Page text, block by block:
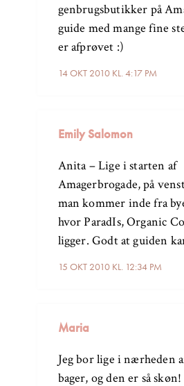
14 OKT 2010 KL. 4:17 PM
genbrugsbutikker på
guide med mange fine
er afprøvet :)
Emily Salomon
15 OKT 2010 KL. 12:34 PM
Anita – Lige i starten af
Amagerbrogade, på
man kommer inde fra
hvor ParadIs, Organic
ligger. Godt at guiden
Maria
Jeg bor lige i nærheden
bager, og den er så